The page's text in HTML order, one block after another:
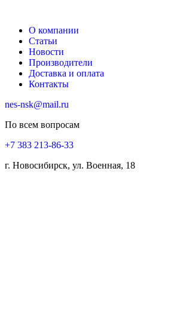
О компании
Статьи
Новости
Производители
Доставка и оплата
Контакты
nes-nsk@mail.ru
По всем вопросам
+7 383 213-86-33
г. Новосибирск, ул. Военная, 18